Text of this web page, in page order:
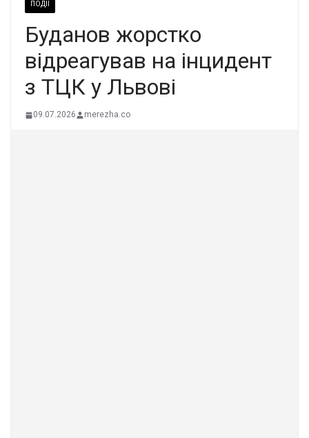
ПОДІЇ
Буданов жорстко
відреагував на інцидент
з ТЦК у Львові
09.07.2026 merezha.co